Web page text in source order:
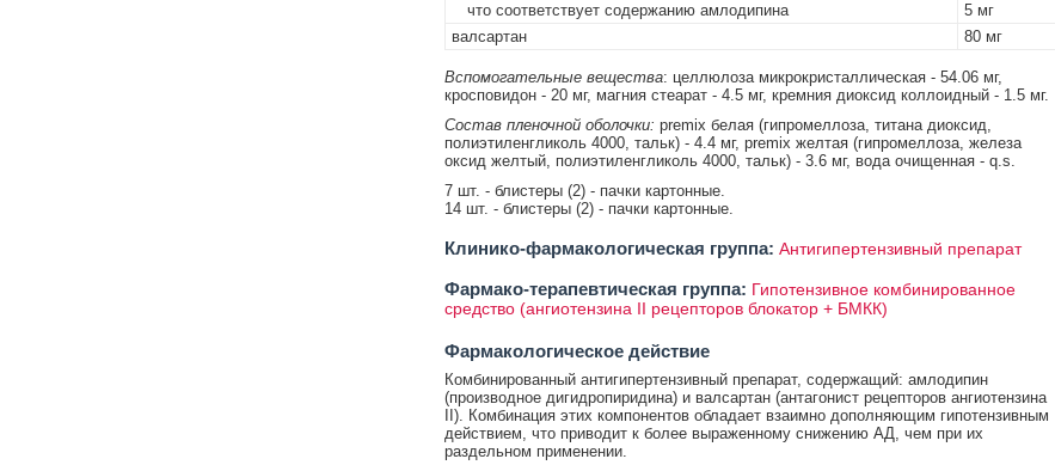
что соответствует содержанию амлодипина
5 мг
валсартан
80 мг
Вспомогательные вещества: целлюлоза микрокристаллическая - 54.06 мг,
кросповидон - 20 мг, магния стеарат - 4.5 мг, кремния диоксид коллоидный - 1.5 мг.
Состав пленочной оболочки: premix белая (гипромеллоза, титана диоксид,
полиэтиленгликоль 4000, тальк) - 4.4 мг, premix желтая (гипромеллоза, железа
оксид желтый, полиэтиленгликоль 4000, тальк) - 3.6 мг, вода очищенная - q.s.
7 шт. - блистеры (2) - пачки картонные.
14 шт. - блистеры (2) - пачки картонные.
Клинико-фармакологическая группа: Антигипертензивный препарат
Фармако-терапевтическая группа: Гипотензивное комбинированное
средство (ангиотензина II рецепторов блокатор + БМКК)
Фармакологическое действие
Комбинированный антигипертензивный препарат, содержащий: амлодипин
(производное дигидропиридина) и валсартан (антагонист рецепторов ангиотензина
II). Комбинация этих компонентов обладает взаимно дополняющим гипотензивным
действием, что приводит к более выраженному снижению АД, чем при их
раздельном применении.